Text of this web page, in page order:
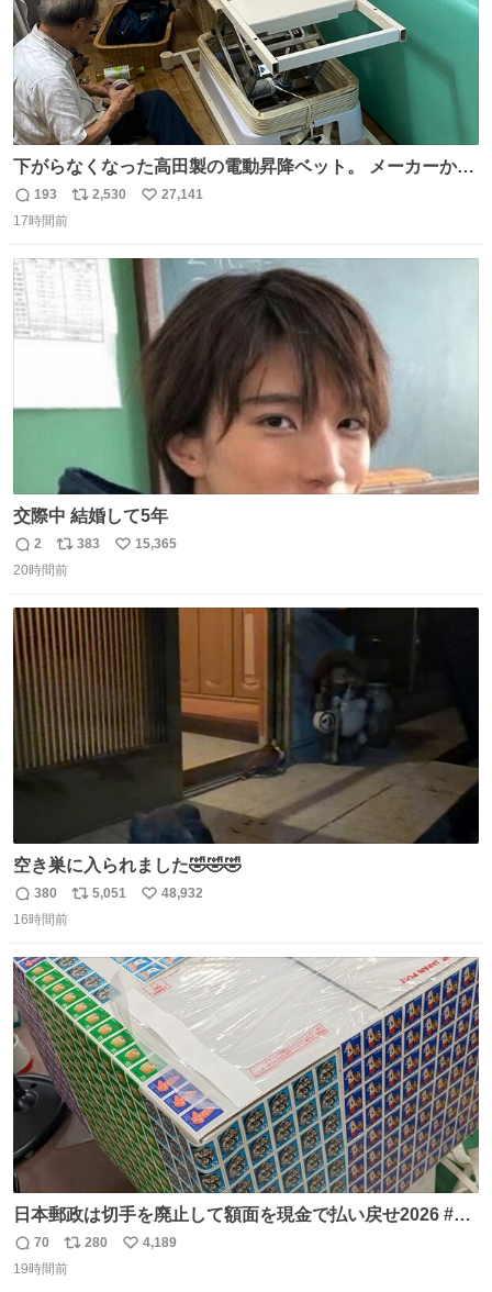
下がらなくなった高田製の電動昇降ベット。 メーカーから
は、完全に見放されたんですが、 見事に85歳の父が治しま
した。 うちの父は、トヨタカローラのボディをオート生産
の配線をハンダで修理している横で、
返
信
193
リ
ト
数
2,530
い
27,141
17時間前
交際中 結婚して5年
返
信
2
リ
ポ
ト
数
383
い
数
15,365
20時間前
空き巣に入られました🤣🤣🤣
返
信
380
リ
ト
数
5,051
い
数
48,932
16時間前
日本郵政は切手を廃止して額面を現金で払い戻せ2026 #日
本郵政 @JapanPostHD_PR
返
信
70
リ
ポ
280
い
4,189
19時間前